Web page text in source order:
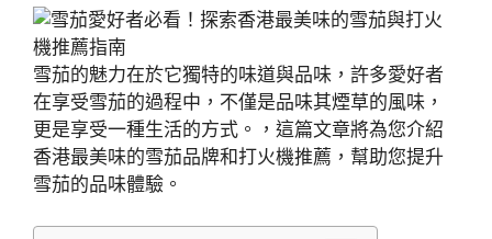
雪茄的魅力在於它獨特的味道與品味，許多愛好者
在享受雪茄的過程中，不僅是品味其煙草的風味，
更是享受一種生活的方式。，這篇文章將為您介紹
香港最美味的雪茄品牌和打火機推薦，幫助您提升
雪茄的品味體驗。